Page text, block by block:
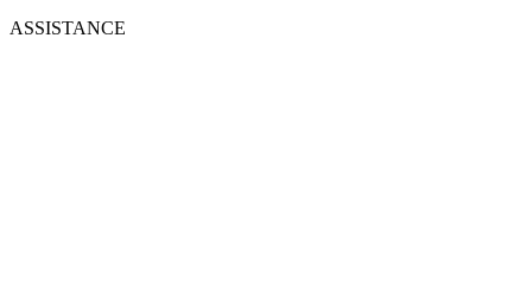
ASSISTANCE